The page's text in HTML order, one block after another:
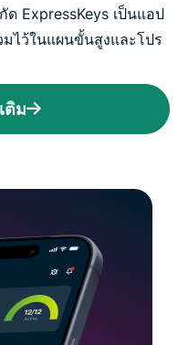
ExpressKeys เป็นแอป
ไว้ในแผนขั้นสูงและโปร
ติม